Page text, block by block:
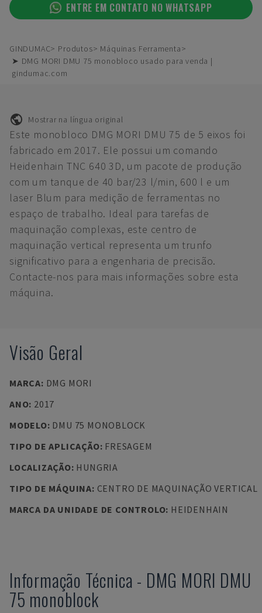
ENTRE EM CONTATO NO WHATSAPP
GINDUMAC Produtos
Máquinas Ferramenta
➤ DMG MORI DMU 75 monobloco usado para venda |
gindumac.com
Mostrar na língua original
Este monobloco DMG MORI DMU 75 de 5 eixos foi
fabricado em 2017. Ele possui um comando
Heidenhain TNC 640 3D, um pacote de produção
com um tanque de 40 bar/23 l/min, 600 l e um
laser Blum para medição de ferramentas no
espaço de trabalho. Ideal para tarefas de
maquinação complexas, este centro de
maquinação vertical representa um trunfo
significativo para a engenharia de precisão.
Contacte-nos para mais informações sobre esta
máquina.
Visão Geral
MARCA: DMG MORI
ANO: 2017
MODELO: DMU 75 MONOBLOCK
TIPO DE APLICAÇÃO: FRESAGEM
LOCALIZAÇÃO: HUNGRIA
TIPO DE MÁQUINA: CENTRO DE MAQUINAÇÃO VERTICAL
MARCA DA UNIDADE DE CONTROLO: HEIDENHAIN
Informação Técnica - DMG MORI DMU
75 monoblock